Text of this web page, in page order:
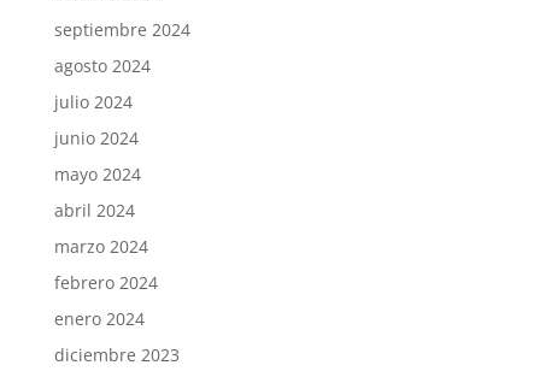
septiembre 2024
agosto 2024
julio 2024
junio 2024
mayo 2024
abril 2024
marzo 2024
febrero 2024
enero 2024
diciembre 2023